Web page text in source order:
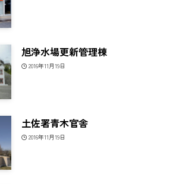
旭浄水場更新管理棟
2016年11月19日
土佐署青木官舎
2016年11月19日